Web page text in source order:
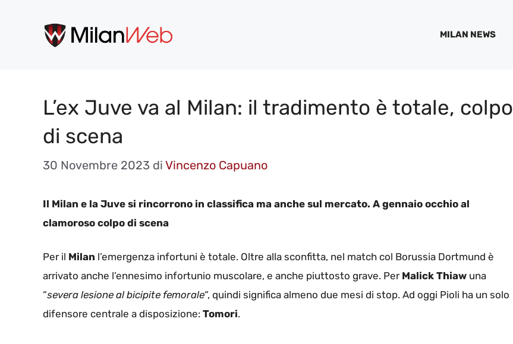
MILAN NEWS
L’ex Juve va al Milan: il tradimento è totale, colpo
di scena
30 Novembre 2023 di Vincenzo Capuano
Il Milan e la Juve si rincorrono in classifica ma anche sul mercato. A gennaio occhio al
clamoroso colpo di scena
Per il Milan l’emergenza infortuni è totale. Oltre alla sconfitta, nel match col Borussia Dortmund è
arrivato anche l’ennesimo infortunio muscolare, e anche piuttosto grave. Per Malick Thiaw una
“severa lesione al bicipite femorale“, quindi significa almeno due mesi di stop. Ad oggi Pioli ha un solo
difensore centrale a disposizione: Tomori.